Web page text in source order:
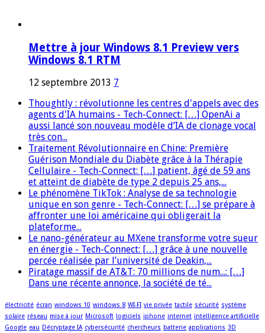
Mettre à jour Windows 8.1 Preview vers
Windows 8.1 RTM
12 septembre 2013 7
Thoughtly : révolutionne les centres d'appels avec des
agents d'IA humains - Tech-Connect: […] OpenAi a
aussi lancé son nouveau modèle d’IA de clonage vocal
très con...
Traitement Révolutionnaire en Chine: Première
Guérison Mondiale du Diabète grâce à la Thérapie
Cellulaire - Tech-Connect: […] patient, âgé de 59 ans
et atteint de diabète de type 2 depuis 25 ans,...
Le phénomène TikTok : Analyse de sa technologie
unique en son genre - Tech-Connect: […] se prépare à
affronter une loi américaine qui obligerait la
plateforme...
Le nano-générateur au MXene transforme votre sueur
en énergie - Tech-Connect: […] grâce à une nouvelle
percée réalisée par l’université de Deakin,...
Piratage massif de AT&T: 70 millions de num...: […]
Dans une récente annonce, la société de té...
électricité écran windows 10 windows 8 WI-FI vie privée tactile sécurité système
solaire réseau mise à jour Microsoft logiciels iphone internet intelligence artificielle
Google eau Décryptage IA cybersécurité chercheurs batterie applications 3D